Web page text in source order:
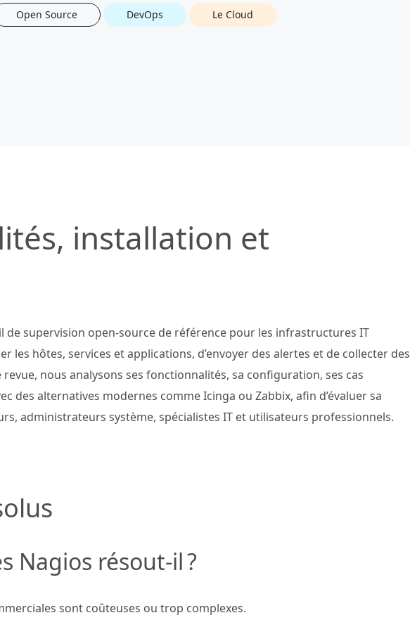
Open Source DevOps Le Cloud
installation et
de supervision open‑source de référence pour les infrastructures IT
les hôtes, services et applications, d’envoyer des alertes et de collecter des
nous analysons ses fonctionnalités, sa configuration, ses cas
des alternatives modernes comme Icinga ou Zabbix, afin d’évaluer sa
administrateurs système, spécialistes IT et utilisateurs professionnels.
Nagios résout‑il ?
sont coûteuses ou trop complexes.